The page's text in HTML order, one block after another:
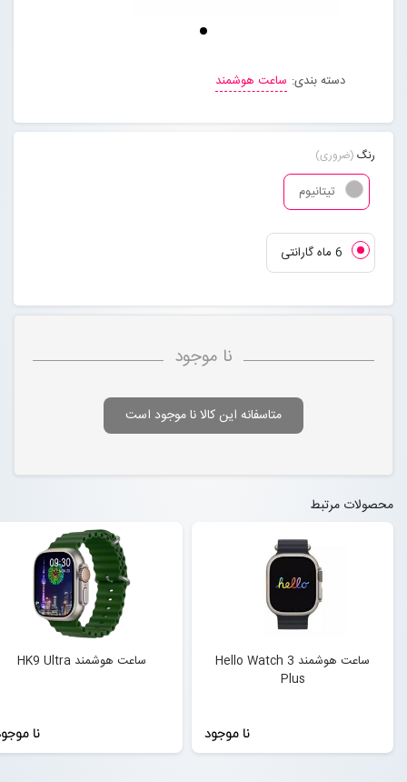
درباره ما
ورود به سایت
دسته بندی: ساعت هوشمند
رنگ (ضروری)
تیتانیوم
6 ماه گارانتی
نا موجود
متاسفانه این کالا نا موجود است
محصولات مرتبط
ساعت هوشمند Hello Watch 3
Plus
نا موجود
ساعت هوشمند HK9 Ultra
نا